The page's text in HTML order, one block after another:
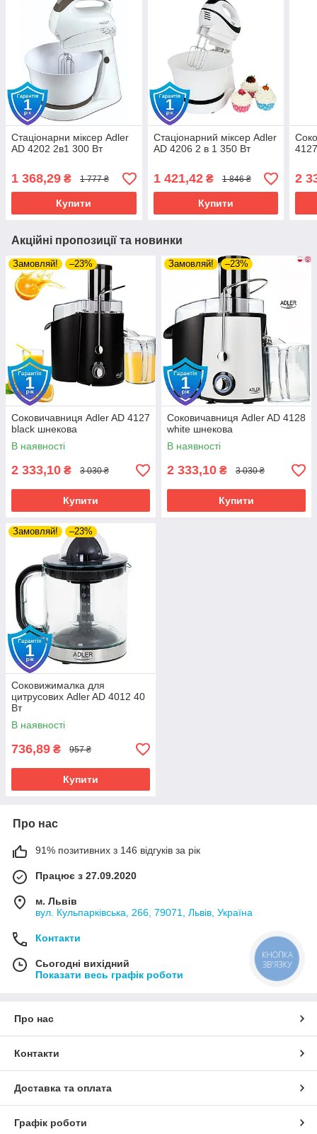
Стаціонарни міксер Adler
AD 4202 2в1 300 Вт
1 368,29 ₴ 1 777 ₴
Купити
Стаціонарний міксер Adler
AD 4206 2 в 1 350 Вт
1 421,42₴ 1 846 ₴
Купити
2
Акційні пропозиції та новинки
Замовляй! –23%
Соковичавниця Adler AD 4127
black шнекова
В наявності
2 333,10 ₴ 3 030 ₴
Купити
Замовляй! –23%
Соковичавниця Adler AD 4128
white шнекова
В наявності
2 333,10 ₴ 3 030 ₴
Купити
Замовляй! –23%
Соковижималка для
цитрусових Adler AD 4012 40
Вт
В наявності
736,89 ₴ 957 ₴
Купити
Про нас
91% позитивних з 146 відгуків за рік
Працює з 27.09.2020
м. Львів
вул. Кульпарківська, 266, 79071, Львів, Україна
Контакти
Сьогодні вихідний
Показати весь графік роботи
Про нас
Контакти
Доставка та оплата
Графік роботи
КНОПКА
ЗВ'ЯЗКУ